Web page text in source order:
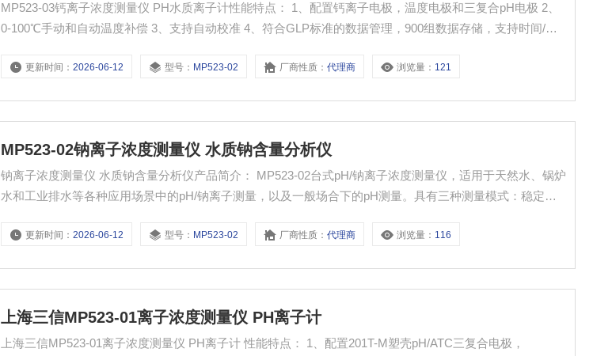
MP523-03钙离子浓度测量仪 PH水质离子计性能特点： 1、配置钙离子电极，温度电极和三复合pH电极 2、
0-100℃手动和自动温度补偿 3、支持自动校准 4、符合GLP标准的数据管理，900组数据存储，支持时间/日
更新时间：2026-06-12 型号： MP523-02​ 厂商性质：代理商 浏览量： 121
MP523-02​钠离子浓度测量仪 水质​钠含量分析仪
钠离子浓度测量仪 水质​钠含量分析仪产品简介： MP523-02台式pH/钠离子浓度测量仪，适用于天然水、锅炉
水和工业排水等各种应用场景中的pH/钠离子测量，以及一般场合下的pH测量。具有三种测量模式：稳定的
期显示，支持手动/自动定时数据存储，便于数据管理。随附万向电极架及自动搅拌器，方便使用。数
更新时间：2026-06-12 型号： MP523-02​ 厂商性质：代理商 浏览量： 116
上海三信MP523-01离子浓度测量仪 PH离子计
上海三信MP523-01离子浓度测量仪 PH离子计 性能特点： 1、配置201T-M塑壳pH/ATC三复合电极，